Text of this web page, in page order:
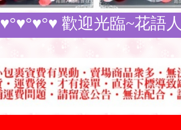
臨~花語人造花資材~訂